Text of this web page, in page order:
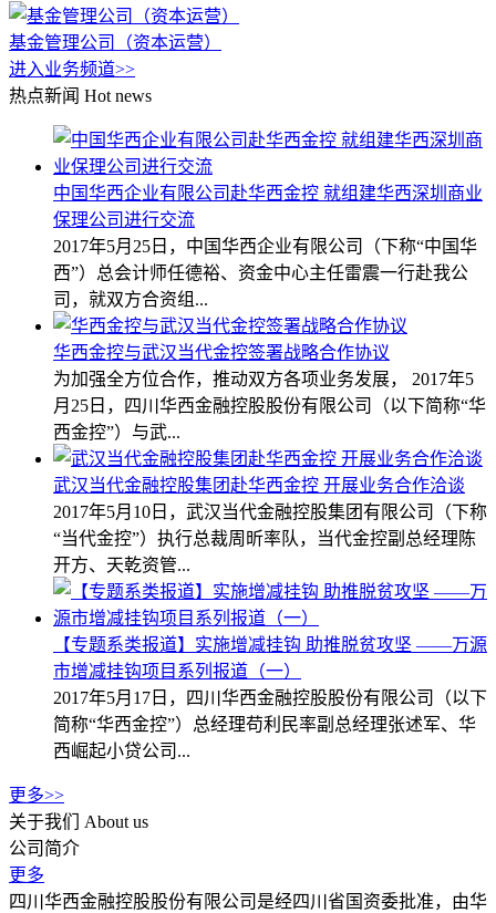
基金管理公司（资本运营）
进入业务频道>>
热点新闻 Hot news
中国华西企业有限公司赴华西金控 就组建华西深圳商业
保理公司进行交流
2017年5月25日，中国华西企业有限公司（下称“中国华
西”）总会计师任德裕、资金中心主任雷震一行赴我公
司，就双方合资组...
华西金控与武汉当代金控签署战略合作协议
为加强全方位合作，推动双方各项业务发展， 2017年5
月25日，四川华西金融控股股份有限公司（以下简称“华
西金控”）与武...
武汉当代金融控股集团赴华西金控 开展业务合作洽谈
2017年5月10日，武汉当代金融控股集团有限公司（下称
“当代金控”）执行总裁周昕率队，当代金控副总经理陈
开方、天乾资管...
【专题系类报道】实施增减挂钩 助推脱贫攻坚 ——万源
市增减挂钩项目系列报道（一）
2017年5月17日，四川华西金融控股股份有限公司（以下
简称“华西金控”）总经理苟利民率副总经理张述军、华
西崛起小贷公司...
更多>>
关于我们
About us
公司简介
更多
四川华西金融控股股份有限公司是经四川省国资委批准，由华